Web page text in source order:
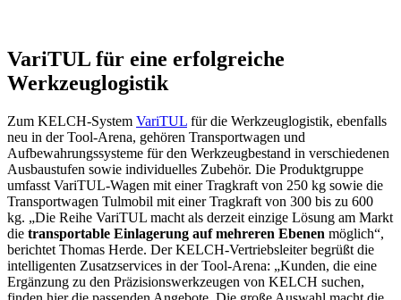
VariTUL für eine erfolgreiche
Werkzeuglogistik
Zum KELCH-System VariTUL für die Werkzeuglogistik, ebenfalls
neu in der Tool-Arena, gehören Transportwagen und
Aufbewahrungssysteme für den Werkzeugbestand in verschiedenen
Ausbaustufen sowie individuelles Zubehör. Die Produktgruppe
umfasst VariTUL-Wagen mit einer Tragkraft von 250 kg sowie die
Transportwagen Tulmobil mit einer Tragkraft von 300 bis zu 600
kg. „Die Reihe VariTUL macht als derzeit einzige Lösung am Markt
die transportable Einlagerung auf mehreren Ebenen möglich“,
berichtet Thomas Herde. Der KELCH-Vertriebsleiter begrüßt die
intelligenten Zusatzservices in der Tool-Arena: „Kunden, die eine
Ergänzung zu den Präzisionswerkzeugen von KELCH suchen,